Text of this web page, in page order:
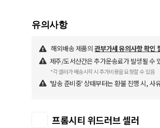
유의사항
해외배송 제품의 관부가세 유의사항 확인
제주/도서산간은 추가운송료가 발생될 수
*각 셀러가 배송시작 시 추가비용을 요청할 수 있음
'발송 준비중' 상태부터는 환불 진행 시, 사
프롬시티 위드러브 셀러